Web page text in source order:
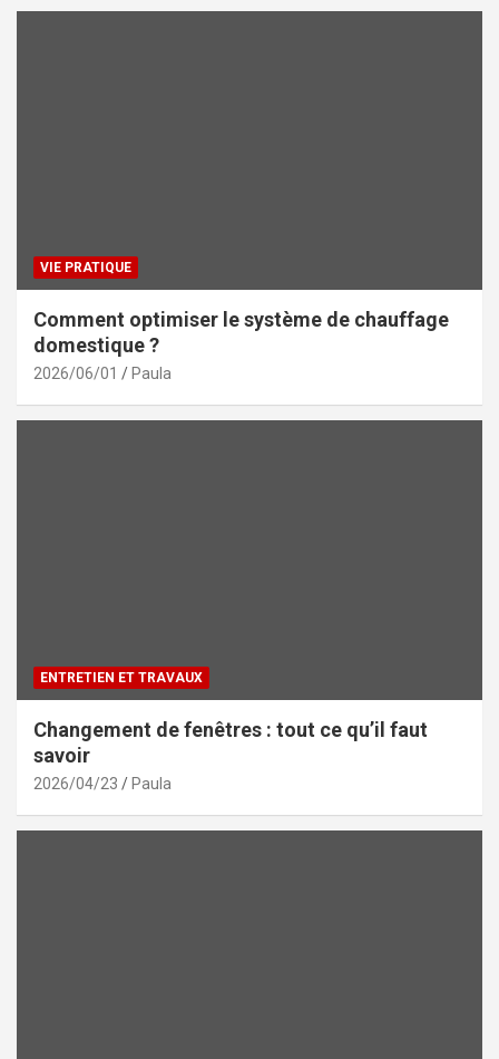
VIE PRATIQUE
Comment optimiser le système de chauffage
domestique ?
2026/06/01 Paula
ENTRETIEN ET TRAVAUX
Changement de fenêtres : tout ce qu’il faut
savoir
2026/04/23 Paula